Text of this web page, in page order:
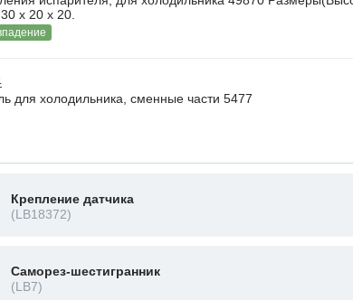
x 20 х 20.
для холодильника, сменные части 5477
Крепление датчика
(LB18372)
Саморез-шестигранник
(LB7)